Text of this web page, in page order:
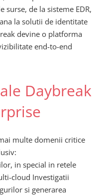
de la sisteme EDR,
la solutii de identitate
devine o platforma
end-to-end
Daybreak
multe domenii critice
in special in retele
cloud Investigatii
si generarea